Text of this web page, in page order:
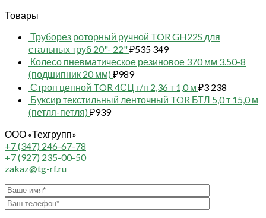
Товары
Труборез роторный ручной TOR GH22S для
стальных труб 20"- 22"₽535 349
Колесо пневматическое резиновое 370 мм 3.50-8
(подшипник 20 мм) ₽989
Строп цепной TOR 4СЦ г/п 2,36 т 1,0 м ₽3 238
Буксир текстильный ленточный TOR БТЛ 5,0 т 15,0 м
(петля-петля) ₽939
ООО «Техгрупп»
+7 (347) 246-67-78
+7 (927) 235-00-50
zakaz@tg-rf.ru